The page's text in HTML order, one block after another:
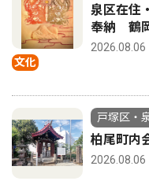
文化
泉区在住
奉納 鶴
2026.08.06
戸塚区・
柏尾町内
2026.08.06